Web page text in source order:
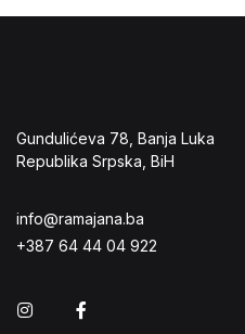
Gundulićeva 78, Banja Luka
Republika Srpska, BiH
info@ramajana.ba
+387 64 44 04 922
Instagram